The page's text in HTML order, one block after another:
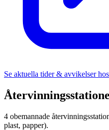
Se aktuella tider & avvikelser hos
4 obemannade
plast, papper).